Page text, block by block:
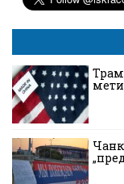
мети